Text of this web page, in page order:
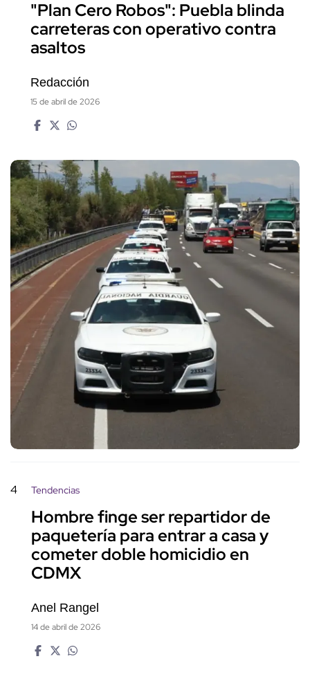
"Plan Cero Robos": Puebla blinda
carreteras con operativo contra
asaltos
Redacción
15 de abril de 2026
4 Tendencias
Hombre finge ser repartidor de
paquetería para entrar a casa y
cometer doble homicidio en
CDMX
Anel Rangel
14 de abril de 2026